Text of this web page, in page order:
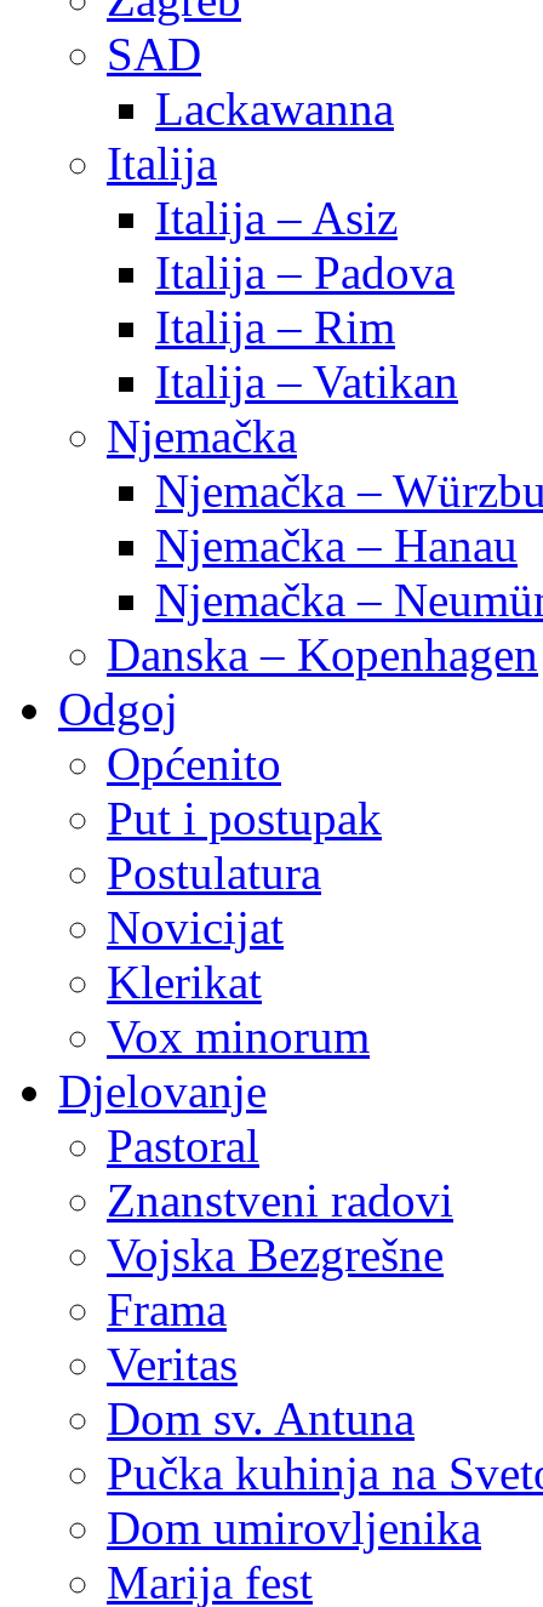
SAD
Lackawanna
Italija
Italija – Asiz
Italija – Padova
Italija – Rim
Italija – Vatikan
Njemačka
Njemačka –
Njemačka – Hanau
Njemačka –
Danska – Kopenhagen
Odgoj
Općenito
Put i postupak
Postulatura
Novicijat
Klerikat
Vox minorum
Djelovanje
Pastoral
Znanstveni radovi
Vojska Bezgrešne
Frama
Veritas
Dom sv. Antuna
Pučka kuhinja na
Dom umirovljenika
Marija fest